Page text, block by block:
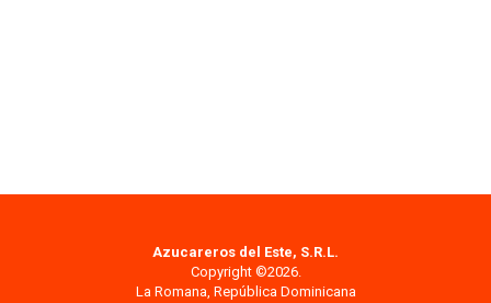
Azucareros del Este, S.R.L.
Copyright ©2026.
La Romana, República Dominicana